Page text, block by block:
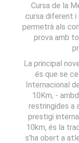
Cursa de la
cursa diferent i
permetrà als
prova amb
La principal
és que se
Internacional
10Km, -
restringides a
prestigi
10km, és la
s’ha obert a